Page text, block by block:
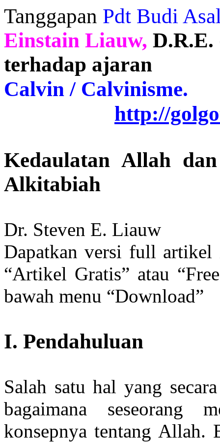
Tanggapan Pdt Budi
Einstain Liauw, D.R.E.
terhadap ajaran
Calvin / Calvinisme.
http://
Kedaulatan Allah
Alkitabiah
Dr. Steven E. Liauw
Dapatkan versi full
“Artikel Gratis” atau
bawah menu “Download”
I. Pendahuluan
Salah satu hal yang
bagaimana seseorang
konsepnya tentang Allah.